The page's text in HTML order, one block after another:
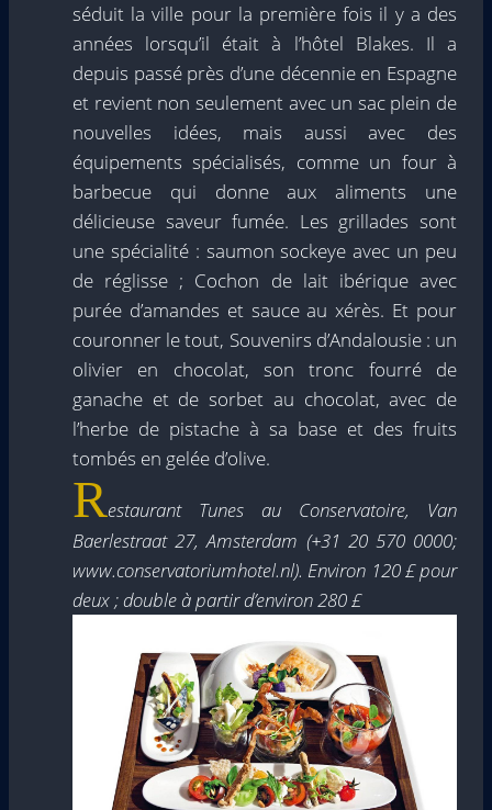
séduit la ville pour la première fois il y a des
années lorsqu’il était à l’hôtel Blakes. Il a
depuis passé près d’une décennie en Espagne
et revient non seulement avec un sac plein de
nouvelles idées, mais aussi avec des
équipements spécialisés, comme un four à
barbecue qui donne aux aliments une
délicieuse saveur fumée. Les grillades sont
une spécialité : saumon sockeye avec un peu
de réglisse ; Cochon de lait ibérique avec
purée d’amandes et sauce au xérès. Et pour
couronner le tout, Souvenirs d’Andalousie : un
olivier en chocolat, son tronc fourré de
ganache et de sorbet au chocolat, avec de
l’herbe de pistache à sa base et des fruits
tombés en gelée d’olive.
Restaurant Tunes au Conservatoire, Van
Baerlestraat 27, Amsterdam (+31 20 570 0000;
www.conservatoriumhotel.nl). Environ 120 £ pour
deux ; double à partir d’environ 280 £